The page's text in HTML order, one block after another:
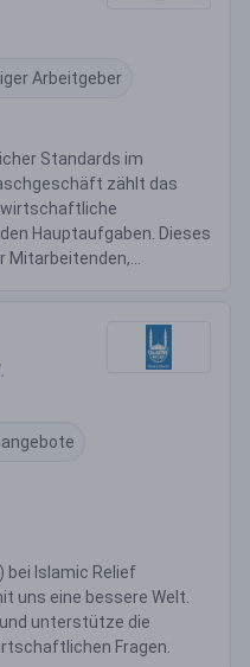
Arbeitgeber
Standards im
zählt das
Hauptaufgaben. Dieses
bei Islamic Relief
uns eine bessere Welt.
unterstütze die
Fragen.